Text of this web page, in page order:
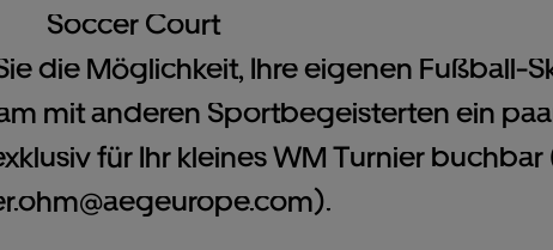
Soccer Court
die Möglichkeit, Ihre eigenen Fußball-
mit anderen Sportbegeisterten ein
für Ihr kleines WM Turnier
).